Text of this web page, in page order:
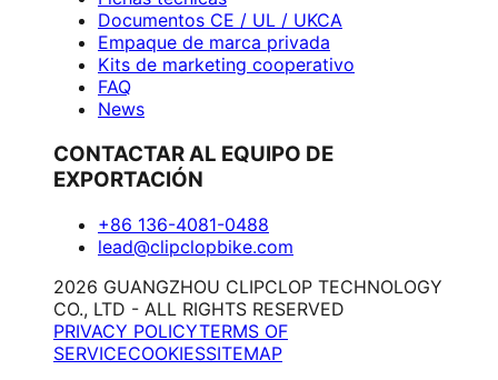
Documentos CE / UL / UKCA
Empaque de marca privada
Kits de marketing cooperativo
FAQ
News
CONTACTAR AL EQUIPO DE
EXPORTACIÓN
+86 136-4081-0488
lead@clipclopbike.com
2026 GUANGZHOU CLIPCLOP TECHNOLOGY
CO., LTD - ALL RIGHTS RESERVED
PRIVACY POLICYTERMS OF
SERVICECOOKIESSITEMAP